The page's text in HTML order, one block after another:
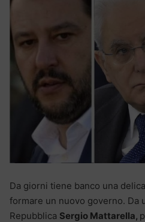
Da giorni tiene banco una
formare un nuovo governo. Da
Repubblica Sergio Mattarella,